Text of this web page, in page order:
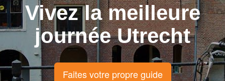
Vivez la meilleure
journée Utrecht
Faites votre propre guide